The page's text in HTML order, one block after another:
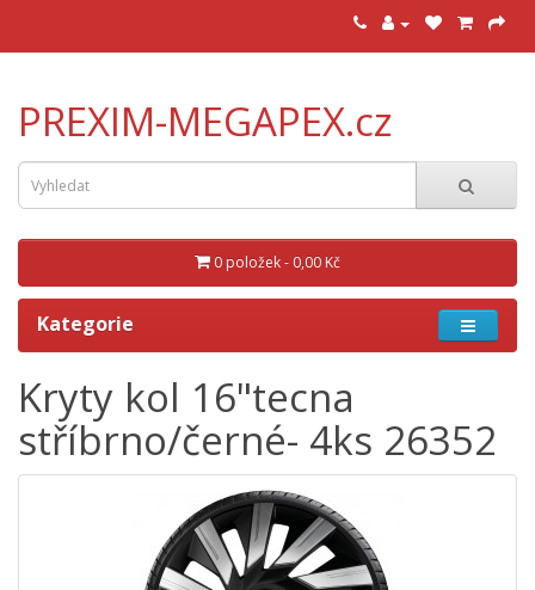
PREXIM-MEGAPEX.cz
0 položek - 0,00 Kč
Kategorie
Kryty kol 16"tecna
stříbrno/černé- 4ks 26352